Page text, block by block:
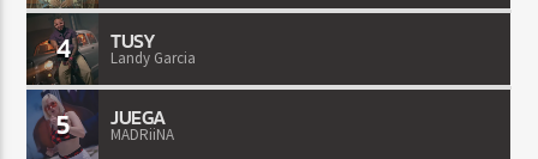
4 TUSY
Landy Garcia
5 JUEGA
MADRiiNA